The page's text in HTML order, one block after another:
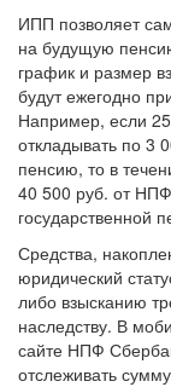
ИПП позволяет
на будущую
график и размер
будут ежегодно
Например, если
откладывать по 3
пенсию, то в
40 500 руб. от
государственной
Средства,
юридический
либо взысканию
наследству. В
сайте НПФ
отслеживать